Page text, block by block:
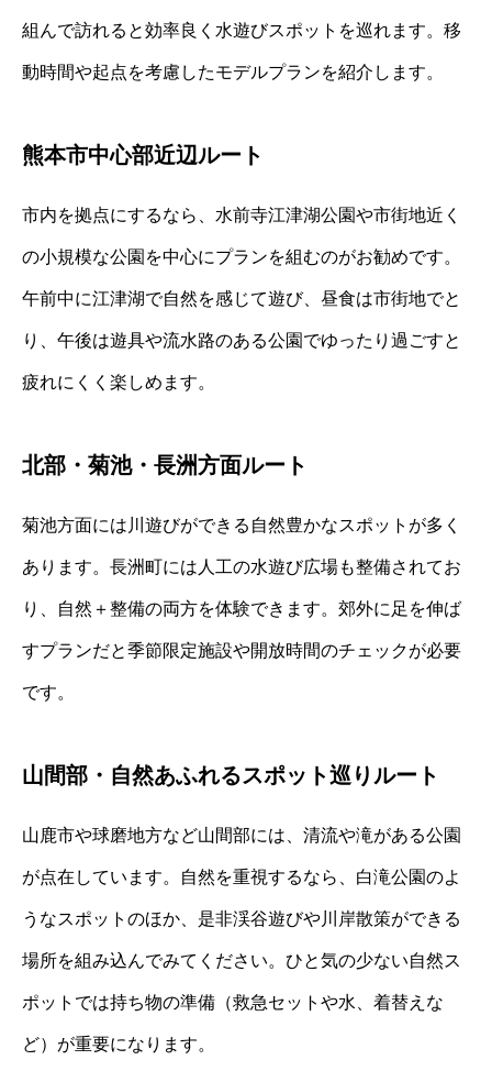
組んで訪れると効率良く水遊びスポットを巡れます。移
動時間や起点を考慮したモデルプランを紹介します。
熊本市中心部近辺ルート
市内を拠点にするなら、水前寺江津湖公園や市街地近く
の小規模な公園を中心にプランを組むのがお勧めです。
午前中に江津湖で自然を感じて遊び、昼食は市街地でと
り、午後は遊具や流水路のある公園でゆったり過ごすと
疲れにくく楽しめます。
北部・菊池・長洲方面ルート
菊池方面には川遊びができる自然豊かなスポットが多く
あります。長洲町には人工の水遊び広場も整備されてお
り、自然＋整備の両方を体験できます。郊外に足を伸ば
すプランだと季節限定施設や開放時間のチェックが必要
です。
山間部・自然あふれるスポット巡りルート
山鹿市や球磨地方など山間部には、清流や滝がある公園
が点在しています。自然を重視するなら、白滝公園のよ
うなスポットのほか、是非渓谷遊びや川岸散策ができる
場所を組み込んでみてください。ひと気の少ない自然ス
ポットでは持ち物の準備（救急セットや水、着替えな
ど）が重要になります。